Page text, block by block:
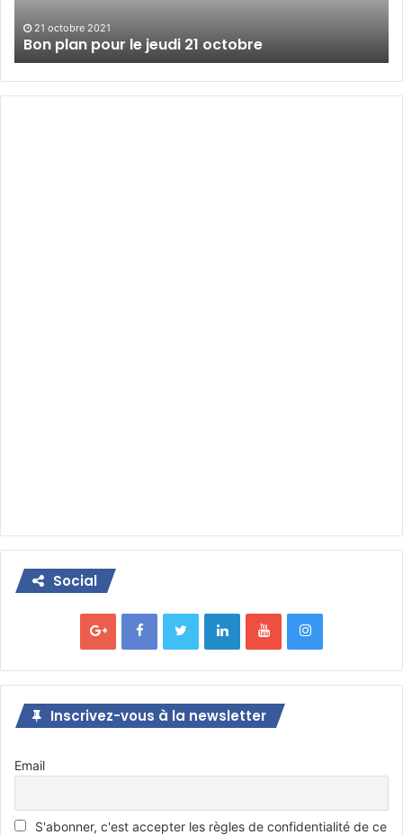
21 octobre 2021
Bon plan pour le jeudi 21 octobre
Social
Inscrivez-vous à la newsletter
Email
S'abonner, c'est accepter les règles de confidentialité de ce